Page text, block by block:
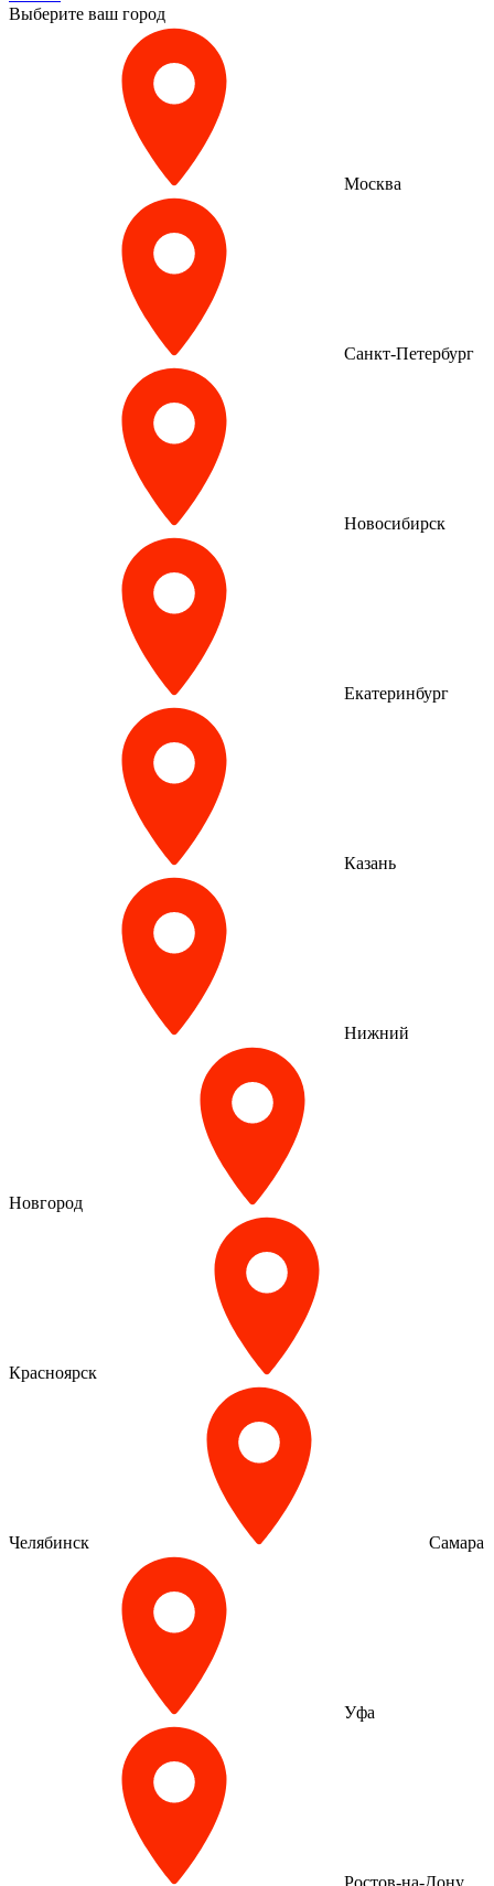
Выберите ваш город
Москва
Санкт-Петербург
Новосибирск
Екатеринбург
Казань
Нижний
Новгород
Красноярск
Челябинск Самара
Уфа
Ростов-на-Дону